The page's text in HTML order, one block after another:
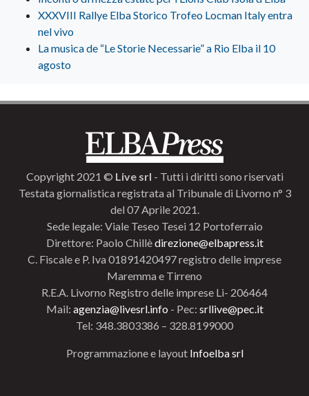
XXXVIII Rallye Elba Storico Trofeo Locman Italy entra
nel vivo
La musica de “Le Storie Necessarie” a Rio Elba il 10
agosto
Copyright 2021 © Live srl - Tutti i diritti sono riservati
Testata giornalistica registrata al Tribunale di Livorno n° 3
del 07 Aprile 2021.
Sede legale: Viale Teseo Tesei 12 Portoferraio
Direttore: Paolo Chillèdirezione@elbapress.it
C. Fiscale e P. Iva 01891420497 registro delle imprese
Maremma e Tirreno
R.E.A. Livorno Registro delle imprese Li- 206464
Mail: agenzia@livesrl.info - Pec: srllive@pec.it
Tel: 348.3803386 – 328.8199000
Programmazione e layout Infoelba srl